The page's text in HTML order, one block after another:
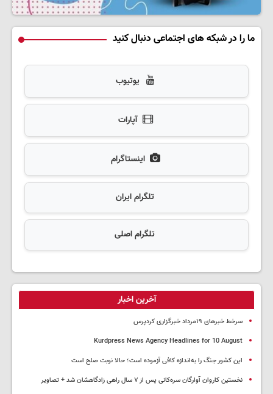
ما را در شبکه های اجتماعی دنبال کنید
یوتیوب
آپارات
اینستاگرام
تلگرام ایران
تلگرام اصلی
آخرین اخبار
سرخط خبرهای ۱۹مرداد خبرگزاری کردپرس
Kurdpress News Agency Headlines for 10 August
این کشور جنگ را به‌اندازه کافی آزموده است؛ حالا نوبت صلح است
نخستین کاروان آوارگان سره‌کانی پس از ۷ سال راهی زادگاهشان شد + تصاویر